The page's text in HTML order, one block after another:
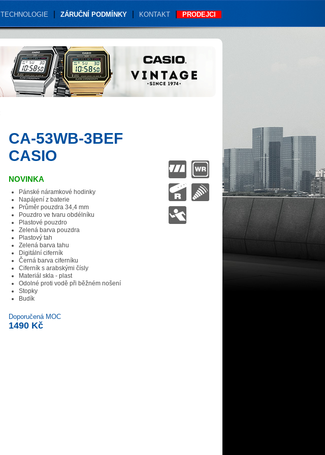
TECHNOLOGIE ZÁRUČNÍ PODMÍNKY KONTAKT PRODEJCI
CA-53WB-3BEF
CASIO
NOVINKA
Pánské náramkové hodinky
Napájení z baterie
Průměr pouzdra 34,4 mm
Pouzdro ve tvaru obdélníku
Plastové pouzdro
Zelená barva pouzdra
Plastový tah
Zelená barva tahu
Digitální ciferník
Černá barva ciferníku
Ciferník s arabskými čísly
Materiál skla - plast
Odolné proti vodě při běžném nošení
Stopky
Budík
Doporučená MOC
1490 Kč